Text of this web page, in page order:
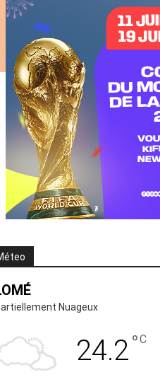
Nuageux
24.2°C